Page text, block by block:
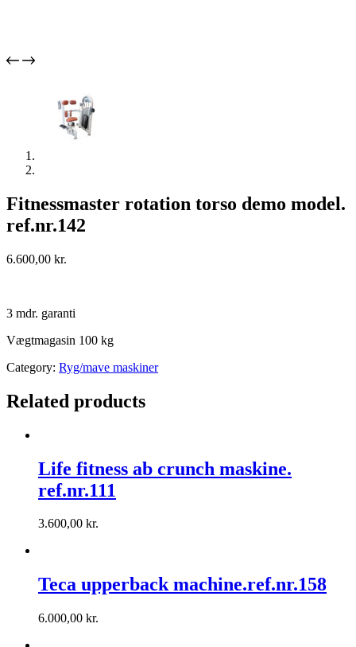
Fitnessmaster rotation torso demo model.
ref.nr.142
6.600,00 kr.
3 mdr. garanti
Vægtmagasin 100 kg
Category: Ryg/mave maskiner
Related products
Life fitness ab crunch maskine.
ref.nr.111
3.600,00 kr.
Teca upperback machine.ref.nr.158
6.000,00 kr.